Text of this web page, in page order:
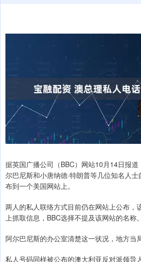
据英国广播公司（BBC）网站10月14日报道
尔巴尼斯和小唐纳德·特朗普等几位知名人
布到一个美国网站上。
两人的私人联络方式目前仍在网站上公布，
上抓取信息，BBC选择不提及该网站的名称。
阿尔巴尼斯的办公室清楚这一状况，地方当
私人号码同样被公布的澳大利亚反对派领导